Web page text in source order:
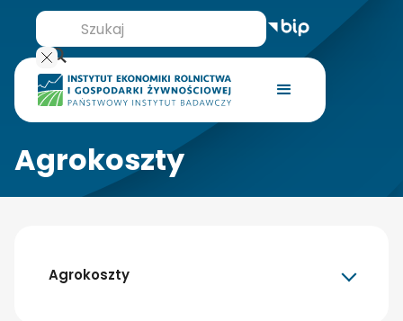
Agrokoszty
Agrokoszty